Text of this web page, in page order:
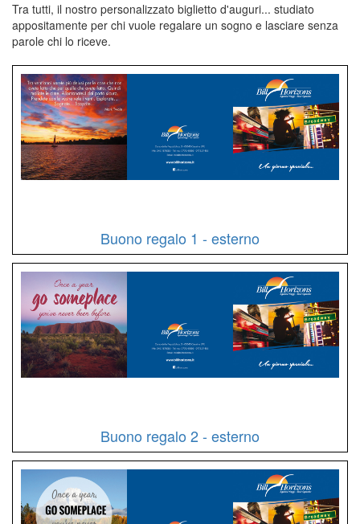
Tra tutti, il nostro personalizzato biglietto d'auguri... studiato
appositamente per chi vuole regalare un sogno e lasciare senza
parole chi lo riceve.
Buono regalo 1 - esterno
Buono regalo 2 - esterno